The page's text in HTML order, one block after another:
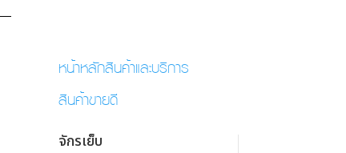
หน้าหลักสินค้าและบริการ
สินค้าขายดี
จักรเย็บ